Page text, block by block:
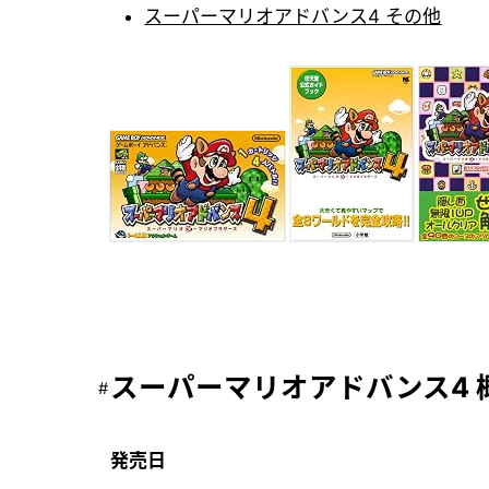
スーパーマリオアドバンス4 その他
スーパーマリオアドバンス4
発売日